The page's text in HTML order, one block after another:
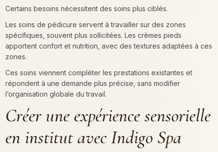
Certains besoins nécessitent des soins plus ciblés.
Les soins de pédicure servent à travailler sur des zones
spécifiques, souvent plus sollicitées. Les crèmes pieds
apportent confort et nutrition, avec des textures adaptées à ces
zones.
Ces soins viennent compléter les prestations existantes et
répondent à une demande plus précise, sans modifier
l’organisation globale du travail.
Créer une expérience sensorielle
en institut avec Indigo Spa